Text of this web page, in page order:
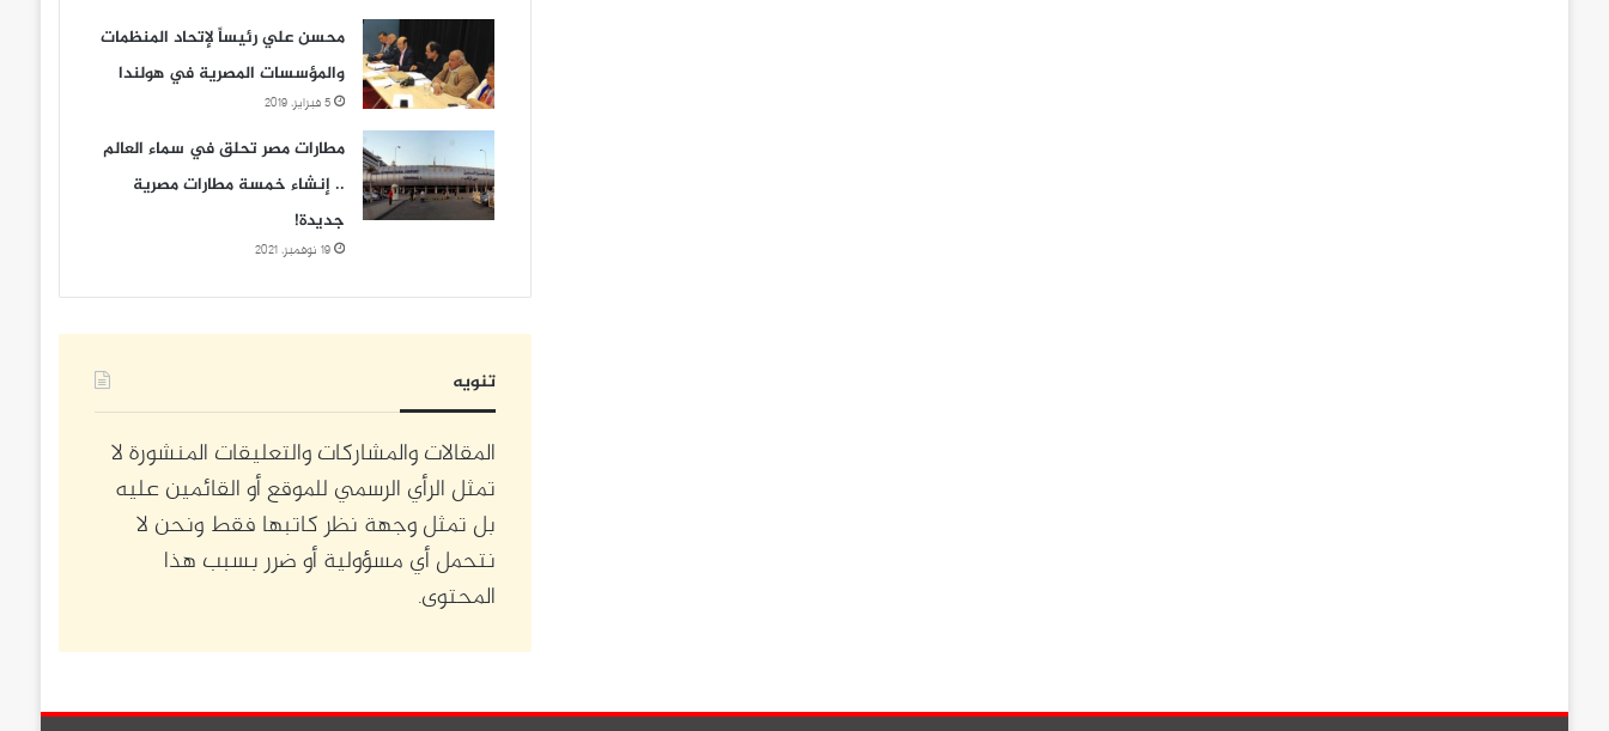
محسن علي رئيساً لإتحاد المنظمات
والمؤسسات المصرية في هولندا
5 فبراير، 2019
مطارات مصر تحلق في سماء العالم
.. إنشاء خمسة مطارات مصرية
جديدة!
19 نوفمبر، 2021
تنويه
المقالات والمشاركات والتعليقات المنشورة لا
تمثل الرأي الرسمي للموقع أو القائمين عليه
بل تمثل وجهة نظر كاتبها فقط ونحن لا
نتحمل أي مسؤولية أو ضرر بسبب هذا
المحتوى.